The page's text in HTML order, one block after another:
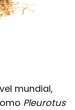
mundial,
Pleurotus